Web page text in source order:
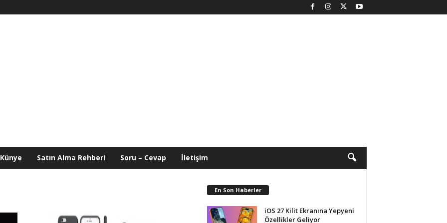
Künye Satın Alma Rehberi Soru – Cevap İletişim
En Son Haberler
iOS 27 Kilit Ekranına Yepyeni
Özellikler Geliyor